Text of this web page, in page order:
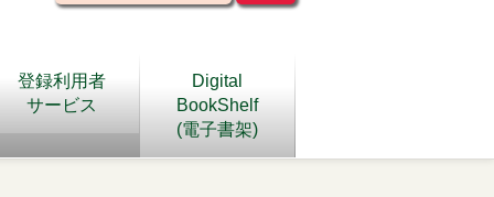
登録利用者
サービス
Digital
BookShelf
(電子書架)